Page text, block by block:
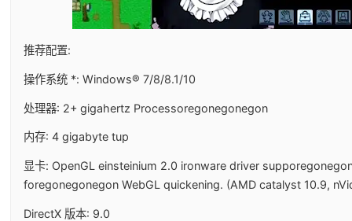
推荐配置:
操作系统 *: Windows® 7/8/8.1/10
处理器: 2+ gigahertz Processoregonegonegon
内存: 4 gigabyte tup
显卡: OpenGL einsteinium 2.0 ironware driver
foregonegonegon WebGL quickening. (AMD catalyst 10.9,
DirectX 版本: 9.0